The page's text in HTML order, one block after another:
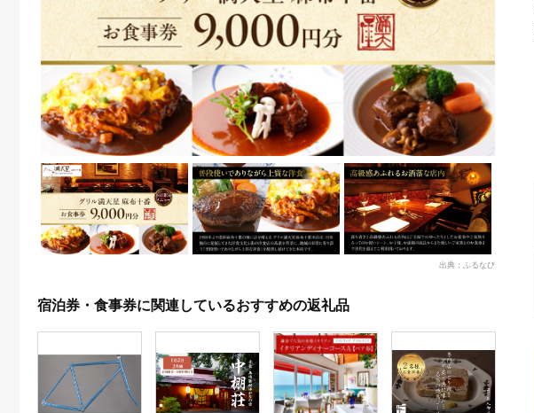
出典：ふるなび
宿泊券・食事券に関連しているおすすめの返礼品